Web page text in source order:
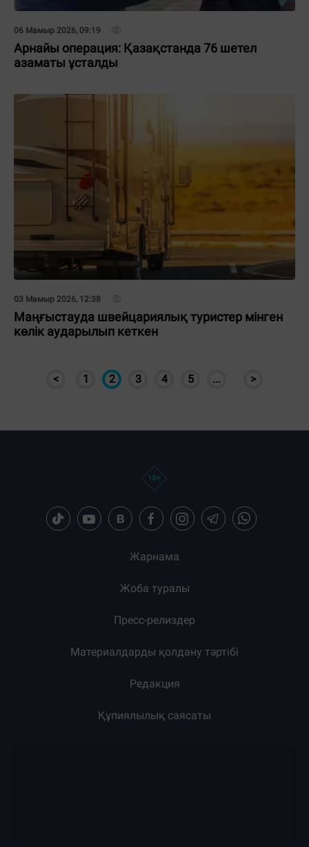
06 Мамыр 2026, 09:19
Арнайы операция: Қазақстанда 76 шетел
азаматы ұсталды
03 Мамыр 2026, 12:38
Маңғыстауда швейцариялық туристер мінген
көлік аударылып кеткен
< 1 2 3 4 5 ... >
Жарнама
Жоба туралы
Пресс-релиздер
Материалдарды қолдану тәртібі
Редакция
Құпиялылық саясаты